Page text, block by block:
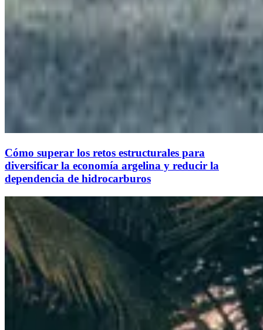
Cómo superar los retos estructurales para
diversificar la economía argelina y reducir la
dependencia de hidrocarburos